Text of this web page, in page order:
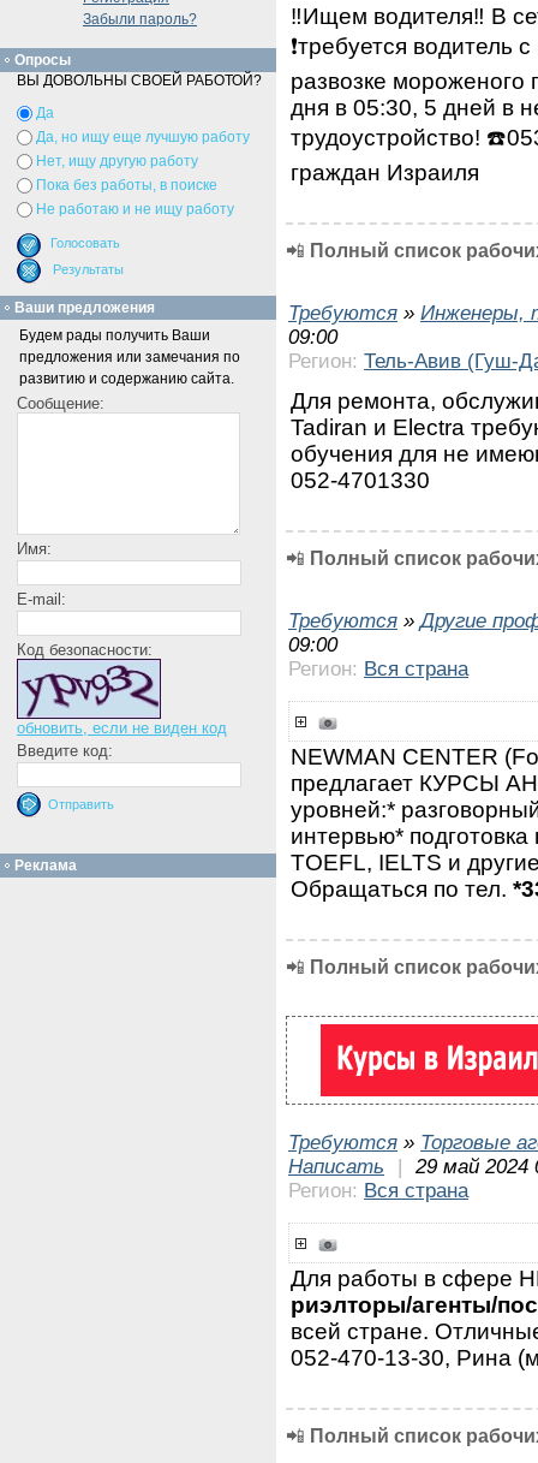
‼️Ищем водителя‼️ В
❗требуется водитель
развозке мороженого
дня в 05:30, 5 дней в
трудоустройство!
граждан Израиля
📲 Полный список
Требуются » Инженеры,
09:00
Регион: Тель-Авив (Гуш-
Для ремонта,
Tadiran и Electra
обучения для не
052-4701330
📲 Полный список
Требуются »Другие
09:00
Регион: Вся страна
NEWMAN CENTER
предлагает КУРСЫ
уровней:*
интервью* подготовка
TOEFL, IELTS и
Обращаться по тел.
📲 Полный список
Требуются » Торговые
Написать
|
29 май 2024
Регион: Вся страна
Для работы в сфере
риэлторы/агенты/
всей стране.
052-470-13-30, Рина
📲 Полный список
Забыли пароль?
Опросы
ВЫ ДОВОЛЬНЫ СВОЕЙ РАБОТОЙ?
Да
Да, но ищу еще лучшую работу
Нет, ищу другую работу
Пока без работы, в поиске
Не работаю и не ищу работу
Ваши предложения
Будем рады получить Ваши
предложения или замечания по
развитию и содержанию сайта.
Сообщение:
Имя:
E-mail:
Код безопасности:
обновить, если не виден код
Введите код:
Реклама